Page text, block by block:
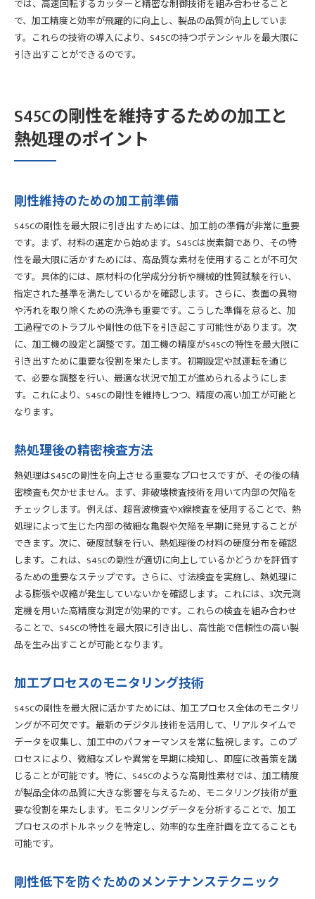
では、高速回転するカッターと精密な制御技術を組み合わせること
で、加工精度と効率が飛躍的に向上し、製品の品質が向上していま
す。これらの技術の導入により、S45Cの持つポテンシャルを最大限に
引き出すことができるのです。
S45Cの剛性を維持するための加工と
熱処理のポイント
剛性維持のための加工前準備
S45Cの剛性を最大限に引き出すためには、加工前の準備が非常に重要
です。まず、材料の選定から始めます。S45Cは炭素鋼であり、その特
性を最大限に活かすためには、高品質な素材を使用することが不可欠
です。具体的には、原材料の化学成分分析や機械的性質試験を行い、
指定された基準を満たしているかを確認します。さらに、表面の異物
や汚れを取り除くための洗浄も重要です。こうした準備を怠ると、加
工過程でのトラブルや剛性の低下を引き起こす可能性があります。次
に、加工機の設定と調整です。加工機の精度がS45Cの特性を最大限に
引き出すために重要な役割を果たします。初期設定や試運転を通じ
て、必要な調整を行い、最適な状況で加工が進められるようにしま
す。これにより、S45Cの剛性を維持しつつ、精度の高い加工が可能と
なります。
熱処理後の精密検査方法
熱処理はS45Cの剛性を向上させる重要なプロセスですが、その後の精
密検査も欠かせません。まず、非破壊検査技術を用いて内部の欠陥を
チェックします。例えば、超音波検査やX線検査を使用することで、熱
処理によって生じた内部の微細な亀裂や欠陥を早期に発見することが
できます。次に、硬度試験を行い、熱処理後の材料の硬度分布を確認
します。これは、S45Cの剛性が適切に向上しているかどうかを評価す
るための重要なステップです。さらに、寸法検査を実施し、熱処理に
よる膨張や収縮が発生していないかを確認します。これには、3次元測
定機を用いた高精度な測定が効果的です。これらの検査を組み合わせ
ることで、S45Cの特性を最大限に引き出し、高性能で信頼性の高い製
品を生み出すことが可能となります。
加工プロセスのモニタリング技術
S45Cの剛性を最大限に活かすためには、加工プロセス全体のモニタリ
ングが不可欠です。最新のデジタル技術を活用して、リアルタイムで
データを収集し、加工中のパフォーマンスを常に監視します。このプ
ロセスにより、微細なズレや異常を早期に検知し、即座に改善策を講
じることが可能です。特に、S45Cのような高剛性素材では、加工精度
が製品全体の品質に大きな影響を与えるため、モニタリング技術が重
要な役割を果たします。モニタリングデータを分析することで、加工
プロセスのボトルネックを特定し、効率的な生産計画を立てることも
可能です。
剛性低下を防ぐためのメンテナンステクニック